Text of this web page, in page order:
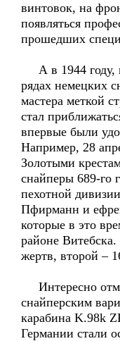
винтовок, на
появляться
прошедших
А в 1944 году,
рядах немецких
мастера меткой
стал
впервые были
Например, 28
Золотыми
снайперы 689-го
пехотной
Пфирманн и
которые в это
районе
жертв, второй –
Интересно
снайперским
карабина K.98k
Германии стали